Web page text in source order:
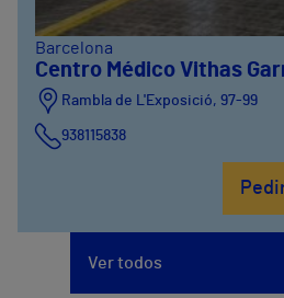
Barcelona
Centro Médico Vithas
Rambla de L'Exposició, 97-99
938115838
Ver todos